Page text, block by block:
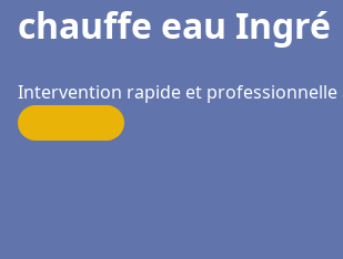
chauffe eau Ingré
Intervention rapide et professionnelle